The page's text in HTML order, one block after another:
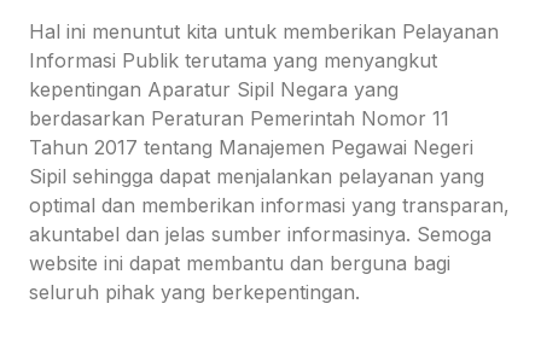
Hal ini menuntut kita untuk memberikan Pelayanan
Informasi Publik terutama yang menyangkut
kepentingan Aparatur Sipil Negara yang
berdasarkan Peraturan Pemerintah Nomor 11
Tahun 2017 tentang Manajemen Pegawai Negeri
Sipil sehingga dapat menjalankan pelayanan yang
optimal dan memberikan informasi yang transparan,
akuntabel dan jelas sumber informasinya. Semoga
website ini dapat membantu dan berguna bagi
seluruh pihak yang berkepentingan.